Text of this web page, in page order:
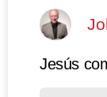
Jesús